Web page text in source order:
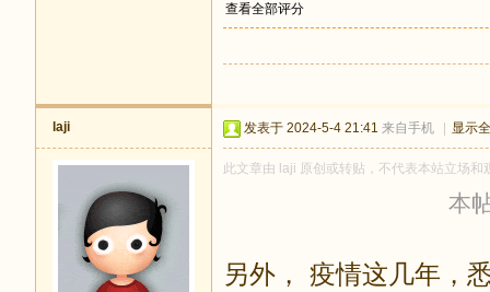
查看全部评分
laji 发表于 2024-5-4 21:41 来自手机 显示
此文章由 laji 原创或转贴，不代表本站立场
本
另外， 疫情这几年，